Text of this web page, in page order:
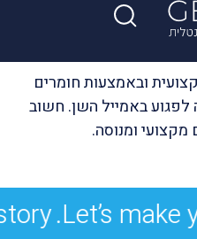
ובאמצעות חומרים
באמייל השן. חשוב
ומנוסה.
Let’s make